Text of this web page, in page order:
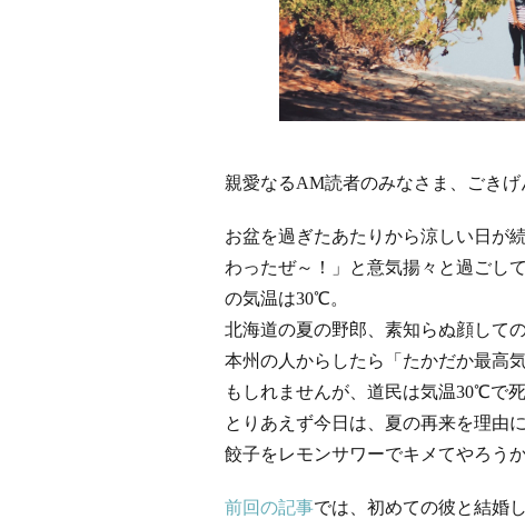
親愛なるAM読者のみなさま、ごきげ
お盆を過ぎたあたりから涼しい日
わったぜ～！」と意気揚々と過ごし
の気温は30℃。
北海道の夏の野郎、素知らぬ顔して
本州の人からしたら「たかだか最高
もしれませんが、道民は気温30℃で
とりあえず今日は、夏の再来を理由
餃子をレモンサワーでキメてやろう
前回の記事では、初めての彼と結婚